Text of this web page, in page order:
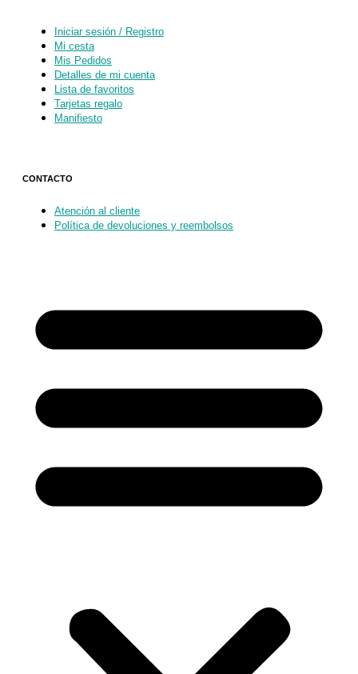
Iniciar sesión / Registro
Mi cesta
Mis Pedidos
Detalles de mi cuenta
Lista de favoritos
Tarjetas regalo
Manifiesto
CONTACTO
Atención al cliente
Política de devoluciones y reembolsos